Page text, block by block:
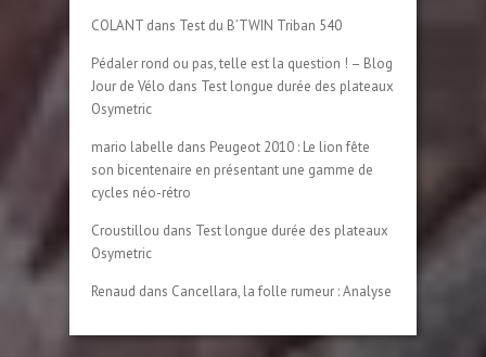
COLANT dans Test du B’TWIN Triban 540
Pédaler rond ou pas, telle est la question ! – Blog
Jour de Vélo dans Test longue durée des plateaux
Osymetric
mario labelle dans Peugeot 2010 : Le lion fête
son bicentenaire en présentant une gamme de
cycles néo-rétro
Croustillou dans Test longue durée des plateaux
Osymetric
Renaud dans Cancellara, la folle rumeur : Analyse